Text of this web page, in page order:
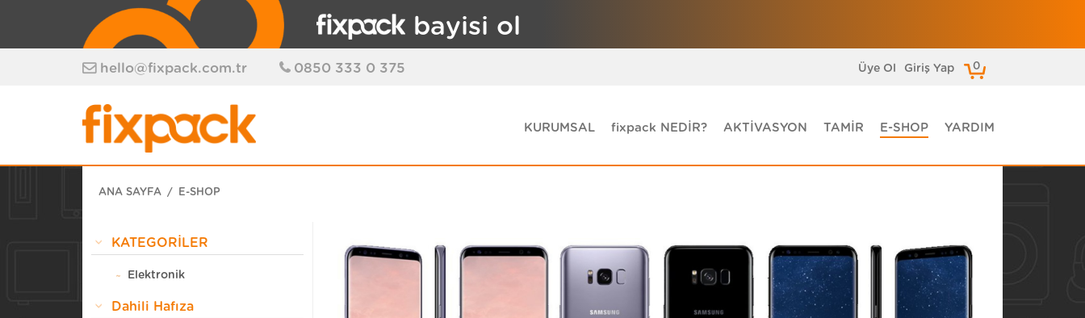
bayisi ol
hello@fixpack.com.tr 0850 333 0 375 Üye Ol Giriş Yap 0
KURUMSAL fixpack NEDİR? AKTİVASYON TAMİR E-SHOP YARDIM
ANA SAYFA E-SHOP
KATEGORİLER
Elektronik
Dahili Hafıza